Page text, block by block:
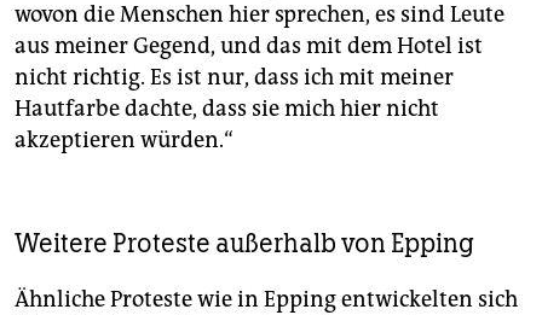
wovon die Menschen hier sprechen, es sind Leute
aus meiner Gegend, und das mit dem Hotel ist
nicht richtig. Es ist nur, dass ich mit meiner
Hautfarbe dachte, dass sie mich hier nicht
akzeptieren würden.“
Weitere Proteste außerhalb von Epping
Ähnliche Proteste wie in Epping entwickelten sich